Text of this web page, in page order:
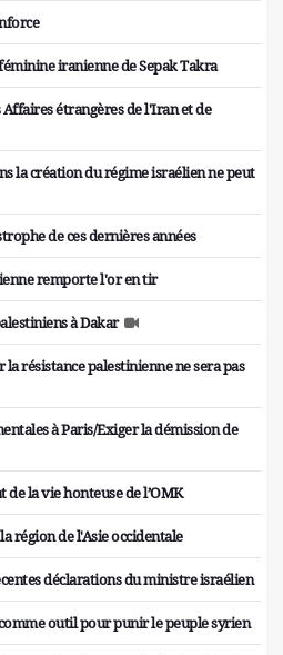
iranienne de Sepak Takra
étrangères de l'Iran et de
la création du régime israélien ne peut
de ces dernières années
remporte l'or en tir
à Dakar
résistance palestinienne ne sera pas
à Paris/Exiger la démission de
la vie honteuse de l’OMK
région de l'Asie occidentale
déclarations du ministre israélien
outil pour punir le peuple syrien